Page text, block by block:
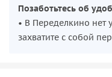
Позаботьтесь об
• В Переделкино нет
захватите с собой